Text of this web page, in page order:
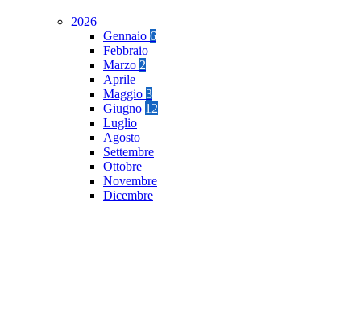
2026
Gennaio 6
Febbraio
Marzo 2
Aprile
Maggio 3
Giugno 12
Luglio
Agosto
Settembre
Ottobre
Novembre
Dicembre